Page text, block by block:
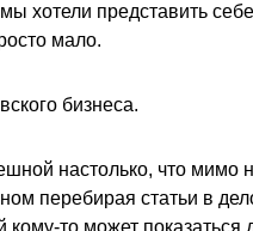
хотели представить
мало.
бизнеса.
настолько, что мимо
перебирая статьи в
то может показаться